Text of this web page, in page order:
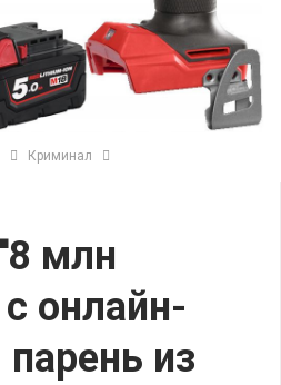
Криминал
млн
онлайн-
из